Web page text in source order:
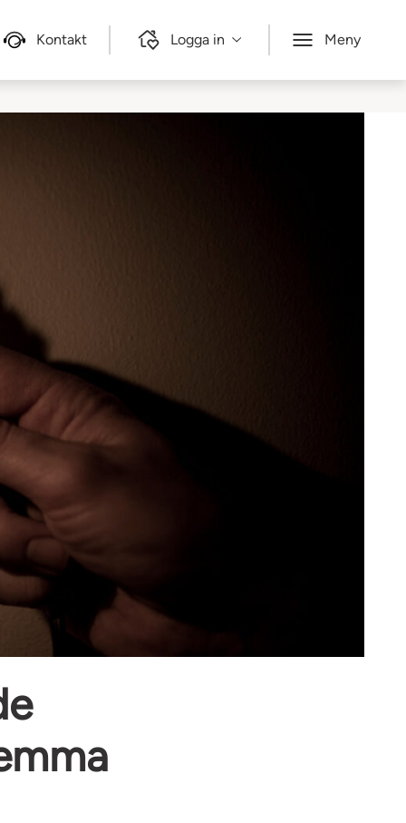
Kontakt Logga in Meny